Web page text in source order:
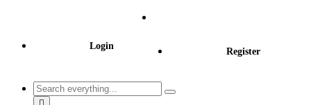
Login Register
Search
everything...